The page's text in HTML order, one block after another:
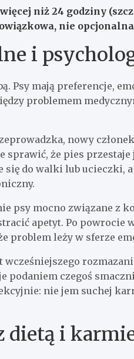
niż 24 godziny
nie
i
Psy mają preferencje,
problemem
nowy
że pies
do walki lub ucieczki,
psy mocno związane z
apetyt. Po powrocie
problem leży w sferze
wcześniejszego
podaniem czegoś
nie jem suchej
dietą i